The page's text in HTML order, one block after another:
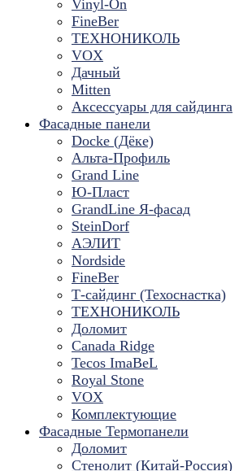
Vinyl-On
FineBer
ТЕХНОНИКОЛЬ
VOX
Дачный
Mitten
Аксессуары для сайдинга
Фасадные панели
Docke (Дёке)
Альта-Профиль
Grand Line
Ю-Пласт
GrandLine Я-фасад
SteinDorf
АЭЛИТ
Nordside
FineBer
Т-сайдинг (Техоснастка)
ТЕХНОНИКОЛЬ
Доломит
Canada Ridge
Tecos ImaBeL
Royal Stone
VOX
Комплектующие
Фасадные Термопанели
Доломит
Стенолит (Китай-Россия)